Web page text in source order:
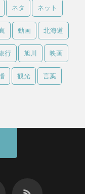
ネタ ネット
動画 北海道
行 旭川 映画
観光 言葉